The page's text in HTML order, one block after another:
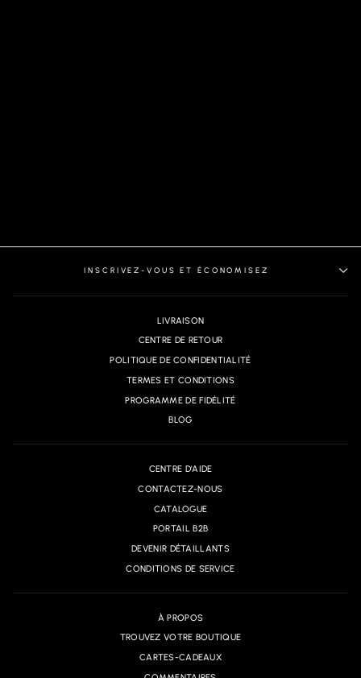
INSCRIVEZ-VOUS ET ÉCONOMISEZ
LIVRAISON
CENTRE DE RETOUR
POLITIQUE DE CONFIDENTIALITÉ
TERMES ET CONDITIONS
PROGRAMME DE FIDÉLITÉ
BLOG
CENTRE D'AIDE
CONTACTEZ-NOUS
CATALOGUE
PORTAIL B2B
DEVENIR DÉTAILLANTS
CONDITIONS DE SERVICE
À PROPOS
TROUVEZ VOTRE BOUTIQUE
CARTES-CADEAUX